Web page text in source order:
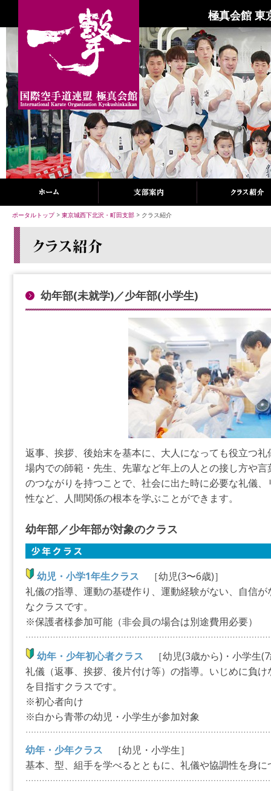
極真会館 東
ポータルトップ> 東京城西下北沢・町田支部 > クラス紹介
幼年部(未就学)／少年部(小学生)
返事、挨拶、後始末を基本に、大人になっても役立つ
場内での師範・先生、先輩など年上の人との接し方や
のつながりを持つことで、社会に出た時に必要な礼儀
性など、人間関係の根本を学ぶことができます。
幼年部／少年部が対象のクラス
幼児・小学1年生クラス
［幼児(3〜6歳)］
礼儀の指導、運動の基礎作り、運動経験がない、自信
なクラスです。
※保護者様参加可能（非会員の場合は別途費用必要）
幼年・少年初心者クラス
［幼児(3歳から)・小学生
礼儀（返事、挨拶、後片付け等）の指導。いじめに負
を目指すクラスです。
※初心者向け
※白から青帯の幼児・小学生が参加対象
幼年・少年クラス
［幼児・小学生］
基本、型、組手を学べるとともに、礼儀や協調性を身